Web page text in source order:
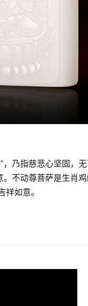
乃指慈悲心坚固，无
不动尊菩萨是生肖
如意。